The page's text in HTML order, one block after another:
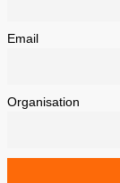
Email
Organisation